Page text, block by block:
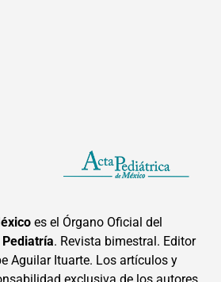
es el Órgano Oficial del
. Revista bimestral. Editor
Aguilar Ituarte. Los artículos y
exclusiva de los autores.